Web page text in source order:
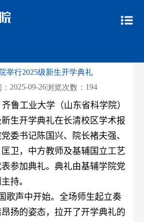
举行2025级新生开学典礼
2025-09-26浏览次数： 194
齐鲁工业大学（山东省科学院）
生开学典礼在长清校区学术报
党委书记陈国兴、院长褚夫强、
卫 ，中方教师及基辅国立工艺
参加典礼。典礼由基辅学院党
持。
歌声中开始。全场师生起立奏
扬的姿态，拉开了开学典礼的